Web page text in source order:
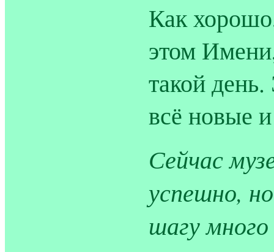
Как
этом
такой
всё новые
Сейчас
успешно,
шагу